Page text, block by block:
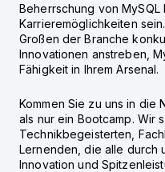
Beherrschung von
Karrieremöglichkeiten
Großen der Branche
Innovationen anstreben,
Fähigkeit in Ihrem Arsenal.
Kommen Sie zu uns in die
als nur ein Bootcamp. Wir
Technikbegeisterten,
Lernenden, die alle durch
Innovation und